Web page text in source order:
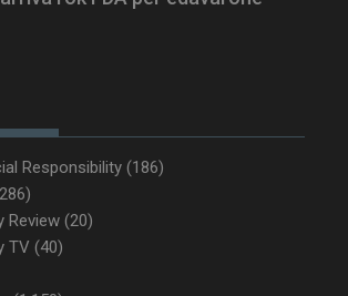
Responsibility (186)
Review (20)
TV (40)